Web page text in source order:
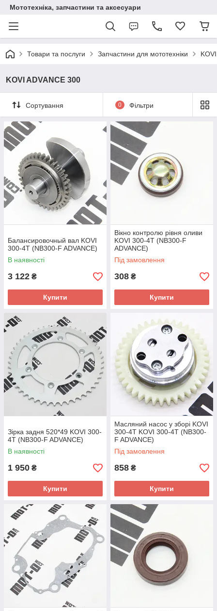
Мототехніка, запчастини та аксесуари
Товари та послуги Запчастини для мототехніки
KOVI ADVANCE 300
Сортування 0 Фільтри
Балансировочный вал KOVI
300-4T (NB300-F ADVANCE)
В наявності
3 122 ₴
Купити
Вікно контролю рівня оливи
KOVI 300-4T (NB300-F
ADVANCE)
Під замовлення
308 ₴
Купити
Зірка задня 520*49 KOVI 300-
4T (NB300-F ADVANCE)
В наявності
1 950 ₴
Купити
Масляний насос у зборі KOVI
300-4Т KOVI 300-4T (NB300-
F ADVANCE)
Під замовлення
858 ₴
Купити